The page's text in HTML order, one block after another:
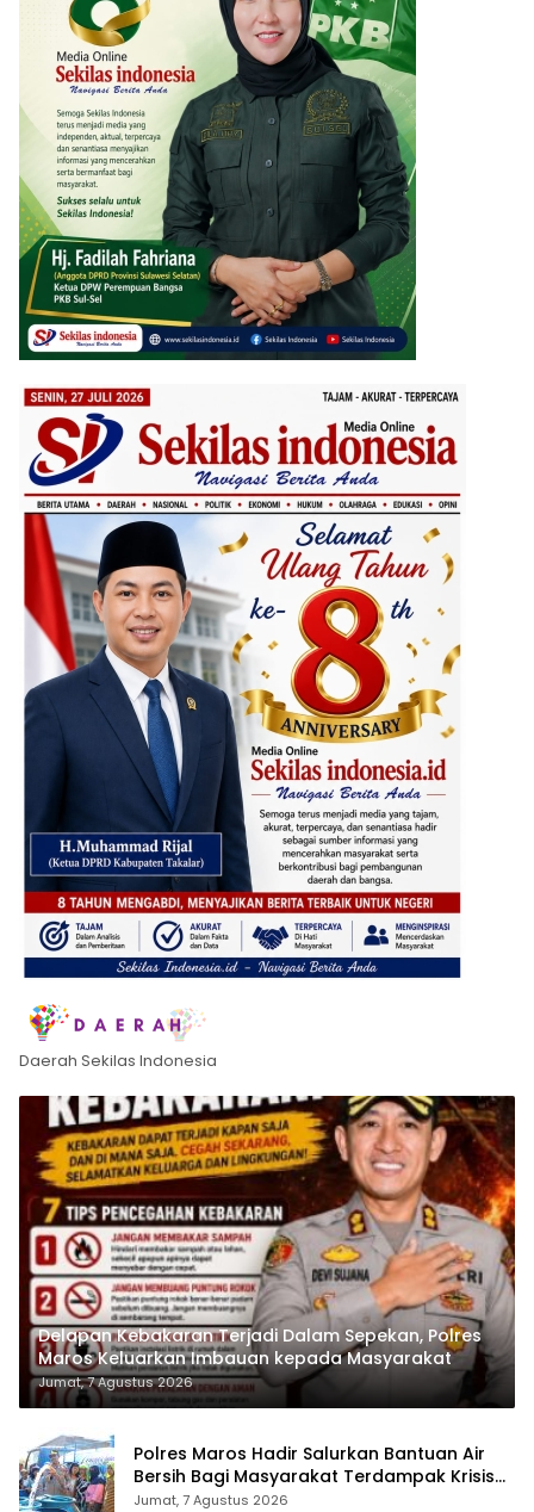
Daerah Sekilas Indonesia
Delapan Kebakaran Terjadi Dalam Sepekan, Polres
Maros Keluarkan Imbauan kepada Masyarakat
Jumat, 7 Agustus 2026
Polres Maros Hadir Salurkan Bantuan Air
Bersih Bagi Masyarakat Terdampak Krisis
Air Bersih Di Maros
Jumat, 7 Agustus 2026